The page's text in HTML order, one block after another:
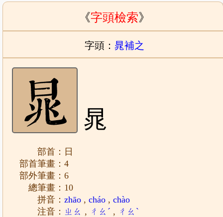
《字頭檢索》
字頭： 晁補之
晁
部首：日
部首筆畫：4
部外筆畫：6
總筆畫：10
拼音：zhāo ,cháo ,chào
注音： ㄓㄠ , ㄔㄠˊ , ㄔㄠˋ